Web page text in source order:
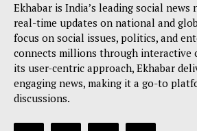
Ekhabar is India’s leading social
real-time updates on national and
focus on social issues, politics, and
connects millions through interactive
its user-centric approach, Ekhabar
engaging news, making it a go-to
discussions.